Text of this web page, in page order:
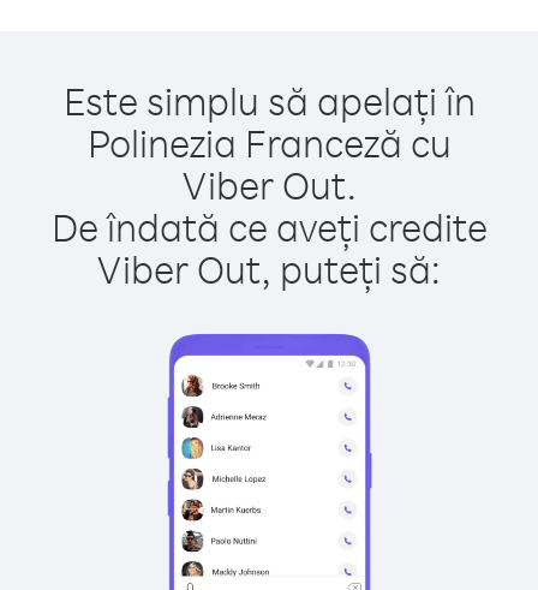
Este simplu să apelați în
Polinezia Franceză cu
Viber Out.
De îndată ce aveți credite
Viber Out, puteți să: